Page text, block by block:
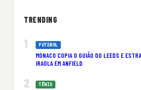
TRENDING
FUTEBOL
MÓNACO COPIA O GUIÃO DO LEEDS E
IRAOLA EM ANFIELD
TÊNIS